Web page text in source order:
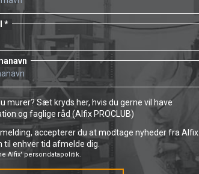
murer? Sæt kryds her, hvis du gerne vil have
og faglige råd (Alfix PROCLUB)
accepterer du at modtage nyheder fra Alfix.
til enhver tid afmelde dig.
Alfix' persondatapolitik.